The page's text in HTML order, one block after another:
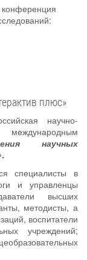
плюс»
научно-
научных
.
специалисты в
и управленцы
высших
методисты, а
воспитатели
учреждений;